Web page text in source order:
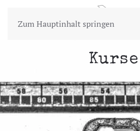
Zum Hauptinhalt springen
Kurse